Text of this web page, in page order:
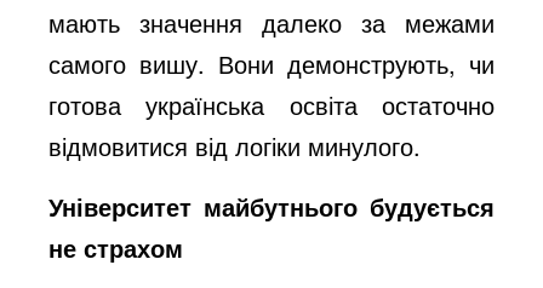
мають значення далеко за межами
самого вишу. Вони демонструють, чи
готова українська освіта остаточно
відмовитися від логіки минулого.
Університет майбутнього будується
не страхом